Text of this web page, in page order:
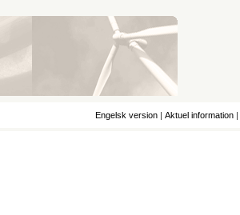
Engelsk version | Aktuel information |